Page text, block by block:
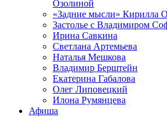
Озолиной
«Задние мысли» Кирилла
Застолье с Владимиром
Ирина Савкина
Светлана Артемьева
Наталья Мешкова
Владимир Берштейн
Екатерина Габалова
Олег Липовецкий
Илона Румянцева
Афиша